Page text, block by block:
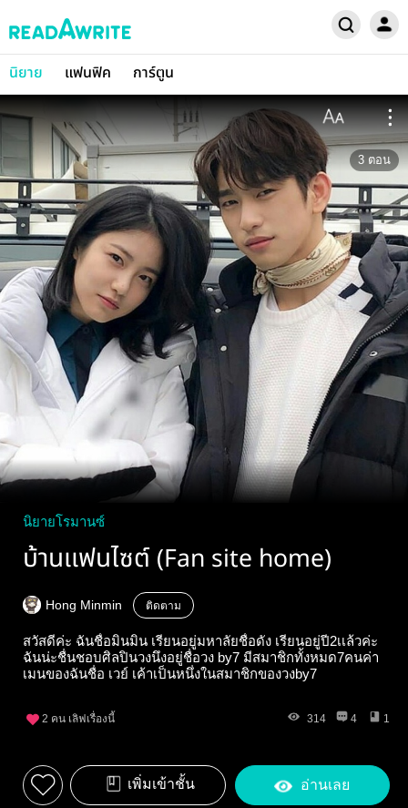
นิยาย แฟนฟิค การ์ตูน
3 ตอน
นิยายโรมานซ์
บ้านเเฟนไซต์ (Fan site home)
Hong Minmin ติดตาม
สวัสดีค่ะ ฉันชื่อมินมิน เรียนอยู่มหาลัยชื่อดัง เรียนอยู่ปี2เเล้วค่ะ
ฉันน่ะชื่นชอบศิลปินวงนึงอยู่ชื่อวง by7 มีสมาชิกทั้งหมด7คนค่า
เมนของฉันชื่อ เวย์ เค้าเป็นหนึ่งในสมาชิกของวงby7
2 คน เลิฟเรื่องนี้ 314 4 1
เพิ่มเข้าชั้น อ่านเลย